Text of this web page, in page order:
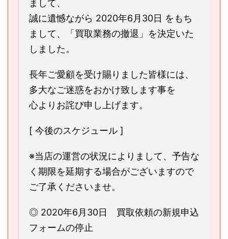
まして、
誠に遺憾ながら 2020年6月30日 をもち
まして、「買取業務の撤退」を決定いた
しました。
長年ご愛顧を受け賜りました皆様には、
多大なご迷惑をおかけ致します事を
心よりお詫び申し上げます。
[ 今後のスケジュール ]
※当店の運営の状況によりまして、予告な
く期限を延期する場合がございますので
ご了承くださいませ。
◎ 2020年6月30日 買取依頼の新規申込
フォームの停止